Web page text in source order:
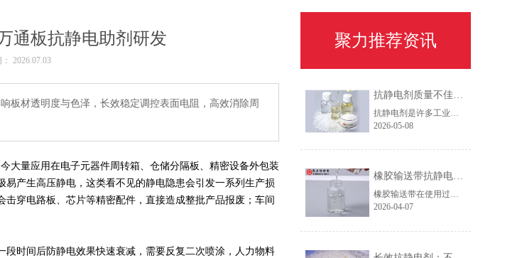
通板抗静电助剂研发
2026.07.03
板材透明度与色泽，长效稳定调控表面电阻，高效消除周
大量应用在电子元器件周转箱、仓储分隔板、精密设备外包装
产生高压静电，这类看不见的静电隐患会引发一系列生产损
穿电路板、芯片等精密配件，直接造成整批产品报废；车间
时间后防静电效果快速衰减，需要反复二次喷涂，人力物料
聚力推荐资讯
抗静电剂质量不佳对制品的负面影响
抗静电剂是许多工业制品中不可或缺的添加剂，尤其在塑料、橡胶、纤维等领域广泛应用。然而，若抗静电剂本身质量不佳，会为最终制品带来一系列负面影响，严重影响产品质量与性能。
2026-05-08
橡胶输送带抗静电剂：高效解决静电积聚难题
橡胶输送带在使用过程中易因摩擦产生静电，不仅影响生产效率，还可能引发安全风险。针对这一问题，专业的橡胶输送带抗静电剂可提供高效解决方案。该助剂适用于防静电鞋底、胶辊、输送带、轮胎等多种橡胶制品，具有出色的通用性。
2026-04-07